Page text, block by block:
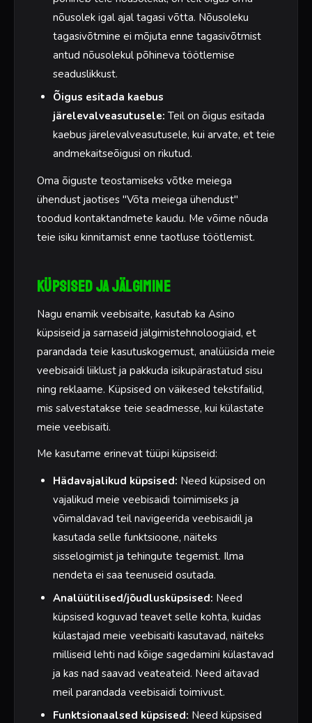
nõusolek igal ajal tagasi võtta. Nõusoleku
tagasivõtmine ei mõjuta enne tagasivõtmist
antud nõusolekul põhineva töötlemise
seaduslikkust.
Õigus esitada kaebus
järelevalveasutusele: Teil on õigus esitada
kaebus järelevalveasutusele, kui arvate, et teie
andmekaitseõigusi on rikutud.
Oma õiguste teostamiseks võtke meiega
ühendust jaotises "Võta meiega ühendust"
toodud kontaktandmete kaudu. Me võime nõuda
teie isiku kinnitamist enne taotluse töötlemist.
Küpsised ja jälgimine
Nagu enamik veebisaite, kasutab ka Asino
küpsiseid ja sarnaseid jälgimistehnoloogiaid, et
parandada teie kasutuskogemust, analüüsida meie
veebisaidi liiklust ja pakkuda isikupärastatud sisu
ning reklaame. Küpsised on väikesed tekstifailid,
mis salvestatakse teie seadmesse, kui külastate
meie veebisaiti.
Me kasutame erinevat tüüpi küpsiseid:
Hädavajalikud küpsised: Need küpsised on
vajalikud meie veebisaidi toimimiseks ja
võimaldavad teil navigeerida veebisaidil ja
kasutada selle funktsioone, näiteks
sisselogimist ja tehingute tegemist. Ilma
nendeta ei saa teenuseid osutada.
Analüütilised/jõudlusküpsised: Need
küpsised koguvad teavet selle kohta, kuidas
külastajad meie veebisaiti kasutavad, näiteks
milliseid lehti nad kõige sagedamini külastavad
ja kas nad saavad veateateid. Need aitavad
meil parandada veebisaidi toimivust.
Funktsionaalsed küpsised: Need küpsised